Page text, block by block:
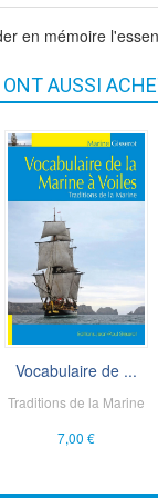
en mémoire
Explorations et...
Annick Notter
5,00 €
ONT AUSSI
Vocabulaire de ...
Traditions de la Marine
7,00 €